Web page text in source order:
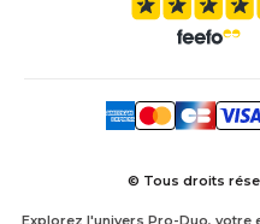
© Tous droits
Explorez l'univers Pro-Duo, votre